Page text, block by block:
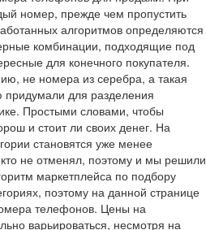
номер, прежде чем пропустить
алгоритмов определяются
комбинации, подходящие под
для конечного покупателя.
не номера из серебра, а такая
придумали для разделения
Простыми словами, чтобы
и стоит ли своих денег. На
становятся уже менее
не отменял, поэтому и мы решили
маркетплейса по подбору
поэтому на данной странице
телефонов. Цены на
варьироваться, несмотря на